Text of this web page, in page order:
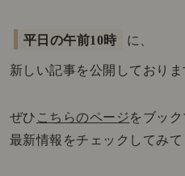
平日の午前10時 に、
新しい記事を公開しておりま
ぜひ こちらのページをブック
最新情報をチェックしてみて